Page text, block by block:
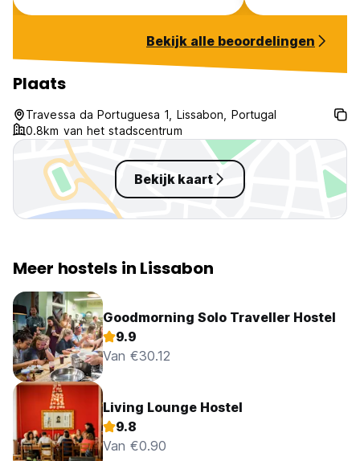
really good and
use the washing
property was
Bekijk alle beoordelingen
Plaats
Travessa da Portuguesa 1, Lissabon, Portugal
0.8km van het stadscentrum
Bekijk kaart
Meer hostels in Lissabon
Goodmorning Solo Traveller Hostel
9.9
Van €30.12
Living Lounge Hostel
9.8
Van €0.90